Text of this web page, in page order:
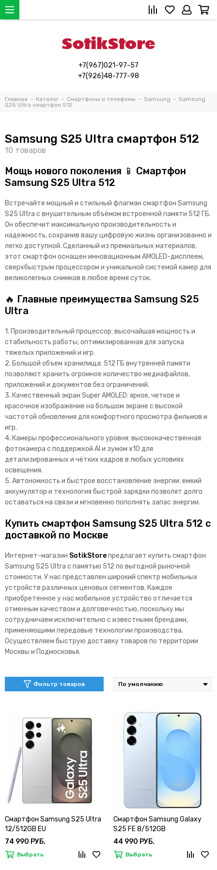
+7(967)021-97-57
+7(926)48-777-98
Главная Каталог Смартфоны и телефоны Samsung
Samsung
S25 Ultra смартфон 512
Samsung S25 Ultra смартфон 512
Мощь нового поколения 📱 Смартфон
Samsung S25 Ultra 512
Встречайте мощный и стильный флагман смартфон Samsung
S25 Ultra с внушительным объёмом встроенной памяти 512 ГБ.
Он обеспечит максимальную производительность и
надежность, сохранив вашу цифровую жизнь организованно и
легко доступной. Сделанный из премиальных материалов,
этот смартфон оснащен инновационным AMOLED-дисплеем,
сверхбыстрым процессором и уникальной системой камер для
великолепных снимков в любое время суток.
🔥 Главные преимущества Samsung S25
Ultra
1. Производительный процессор: высочайшая мощность и
стабильность работы, оптимизированная для запуска
тяжелых приложений и игр.
2. Большой объем хранилища: 512 ГБ внутренней памяти
позволяют хранить огромное количество медиафайлов,
приложений и документов без ограничений.
3. Качественный экран Super AMOLED: яркое, четкое и
красочное изображение на большом экране с высокой
частотой обновления для комфортного просмотра фильмов и
игр.
4. Камеры профессионального уровня: высококачественная
фотокамера с поддержкой AI и зумом x10 для
детализированных и чётких кадров в любых условиях
освещения.
5. Автономность и быстрое восстановление энергии: емкий
аккумулятор и технология быстрой зарядки позволят долго
оставаться на связи и мгновенно пополнять запас энергии.
Купить смартфон Samsung S25 Ultra 512 с
доставкой по Москве
Интернет-магазин SotikStoreпредлагает купить смартфон
Samsung S25 Ultra с памятью 512 по выгодной рыночной
стоимости. У нас представлен широкий спектр мобильных
устройств различных ценовых сегментов. Каждое
приобретенное у нас мобильное устройство отличается
отменным качеством и долговечностью, поскольку мы
сотрудничаем исключительно с известными брендами,
применяющими передовые технологии производства.
Осуществляем быструю доставку товаров по территории
Москвы и Подмосковья.
Фильтр товаров
Смартфон Samsung S25 Ultra
12/512GB EU
74 990 РУБ.
Выбрать
Смартфон Samsung Galaxy
S25 FE 8/512GB
44 990 РУБ.
Выбрать